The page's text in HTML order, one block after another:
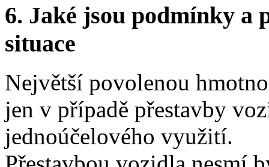
6. Jaké jsou podmínky a
situace
Největší povolenou
jen v případě přestavby
jednoúčelového využití.